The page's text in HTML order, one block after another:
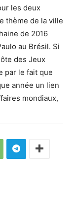
les deux
thème de la ville
de 2016
au Brésil. Si
des Jeux
par le fait que
année un lien
mondiaux,